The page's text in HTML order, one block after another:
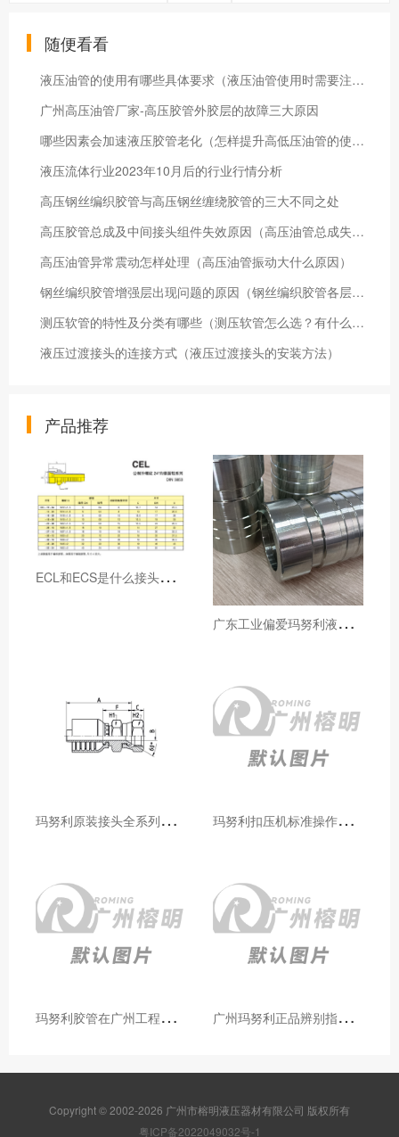
随便看看
液压油管的使用有哪些具体要求（液压油管使用时需要注意的问题）
广州高压油管厂家-高压胶管外胶层的故障三大原因
哪些因素会加速液压胶管老化（怎样提升高低压油管的使用寿命）
液压流体行业2023年10月后的行业行情分析
高压钢丝编织胶管与高压钢丝缠绕胶管的三大不同之处
高压胶管总成及中间接头组件失效原因（高压油管总成失效的七大原因）
高压油管异常震动怎样处理（高压油管振动大什么原因）
钢丝编织胶管增强层出现问题的原因（钢丝编织胶管各层常见的故障分析）
测压软管的特性及分类有哪些（测压软管怎么选？有什么特点？）
液压过渡接头的连接方式（液压过渡接头的安装方法）
产品推荐
E
CL和ECS是什么接头，用于什么胶管或管件
广
东工业偏爱玛努利液压产品的五大原因（代理深度分析）
玛
努利原装接头全系列型号解析：广州客户选型必备指南 玛
努利扣压机标准操作流程：广州代理手把手教学（新手也能学会）
玛
努利胶管在广州工程机械领域的应用案例与效果分析 广
州玛努利正品辨别指南：如何区分原装 Manuli 胶管 / 接头 / 扣压机（代理专业版）
Copyright © 2002-2026 广州市榕明液压器材有限公司 版权所有
粤ICP备2022049032号-1